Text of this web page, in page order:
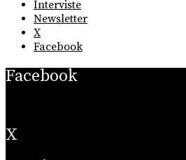
Interviste
Newsletter
X
Facebook
Facebook
X